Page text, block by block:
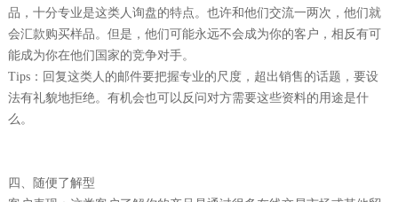
品，十分专业是这类人询盘的特点。也许和他们交流一两次，他们就
会汇款购买样品。但是，他们可能永远不会成为你的客户，相反有可
能成为你在他们国家的竞争对手。
Tips：回复这类人的邮件要把握专业的尺度，超出销售的话题，要设
法有礼貌地拒绝。有机会也可以反问对方需要这些资料的用途是什
么。
四、随便了解型